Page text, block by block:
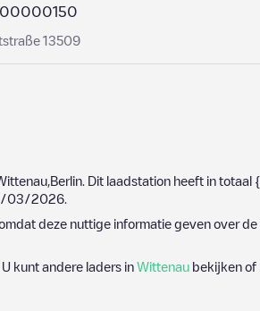
13509
Berlin . Dit laadstation heeft in totaal
03/2026
deze nuttige informatie geven over
kunt andere laders in Wittenau bekijken of